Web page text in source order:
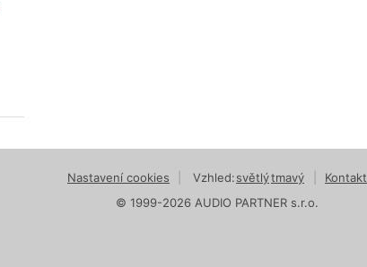
Nastavení cookies Vzhled:světlýtmavý
Kontakt
© 1999-2026 AUDIO PARTNER s.r.o.